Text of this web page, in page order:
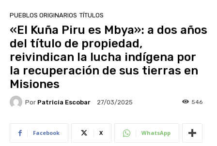
PUEBLOS ORIGINARIOS TÍTULOS
«El Kuña Piru es Mbya»: a dos años
del título de propiedad,
reivindican la lucha indígena por
la recuperación de sus tierras en
Misiones
Por Patricia Escobar 27/03/2025 546
Facebook X WhatsApp